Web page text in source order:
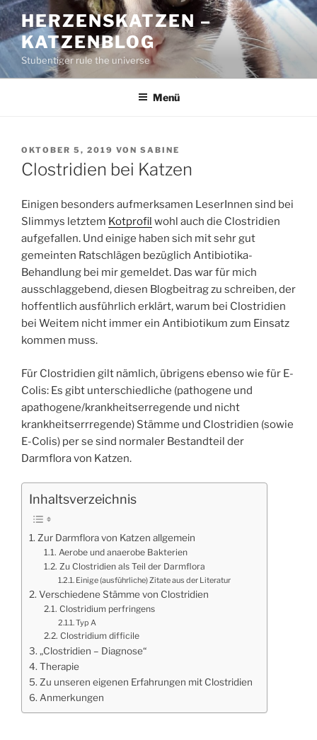
Zum
Inhalt
springen
HERZENSKATZEN –
KATZENBLOG
Stubentiger rule the universe
Menü
VERÖFFENTLICHT
AM
OKTOBER 5, 2019 VON SABINE
Clostridien bei Katzen
Einigen besonders aufmerksamen LeserInnen sind bei
Slimmys letztem Kotprofil wohl auch die Clostridien
aufgefallen. Und einige haben sich mit sehr gut
gemeinten Ratschlägen bezüglich Antibiotika-
Behandlung bei mir gemeldet. Das war für mich
ausschlaggebend, diesen Blogbeitrag zu schreiben, der
hoffentlich ausführlich erklärt, warum bei Clostridien
bei Weitem nicht immer ein Antibiotikum zum Einsatz
kommen muss.
Für Clostridien gilt nämlich, übrigens ebenso wie für E-
Colis: Es gibt unterschiedliche (pathogene und
apathogene/krankheitserregende und nicht
krankheitserrregende) Stämme und Clostridien (sowie
E-Colis) per se sind normaler Bestandteil der
Darmflora von Katzen.
Inhaltsverzeichnis
Zur Darmflora von Katzen allgemein
Aerobe und anaerobe Bakterien
Zu Clostridien als Teil der Darmflora
Einige (ausführliche) Zitate aus der Literatur
Verschiedene Stämme von Clostridien
Clostridium perfringens
Typ A
Clostridium difficile
„Clostridien – Diagnose“
Therapie
Zu unseren eigenen Erfahrungen mit Clostridien
Anmerkungen